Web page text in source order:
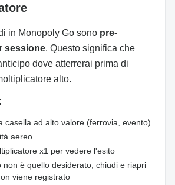
in Monopoly Go sono pre-
sessione. Questo significa che
dove atterrerai prima di
alto.
casella ad alto valore (ferrovia, evento)
aereo
x1 per vedere l'esito
non è quello desiderato, chiudi e riapri
viene registrato